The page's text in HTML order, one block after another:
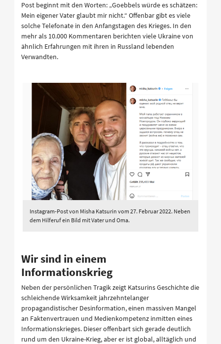
Post beginnt mit den Worten: „Goebbels würde es schätzen:
Mein eigener Vater glaubt mir nicht.“ Offenbar gibt es viele
solche Telefonate in den Anfangstagen des Krieges. In den
mehr als 10.000 Kommentaren berichten viele Ukraine von
ähnlich Erfahrungen mit ihren in Russland lebenden
Verwandten.
Instagram-Post von Misha Katsurin vom 27. Februar 2022. Neben
dem Hilferuf ein Bild mit Vater und Oma.
Wir sind in einem
Informationskrieg
Neben der persönlichen Tragik zeigt Katsurins Geschichte die
schleichende Wirksamkeit jahrzehntelanger
propagandistischer Desinformation, einen massiven Mangel
an Faktenvertrauen und Medienkompetenz inmitten eines
Informationskrieges. Dieser offenbart sich gerade deutlich
rund um den Ukraine-Krieg, aber er ist global, alltäglich und